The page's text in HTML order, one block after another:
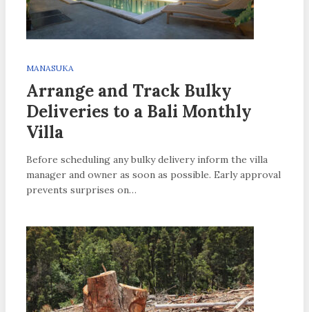
MANASUKA
Arrange and Track Bulky
Deliveries to a Bali Monthly
Villa
Before scheduling any bulky delivery inform the villa
manager and owner as soon as possible. Early approval
prevents surprises on…